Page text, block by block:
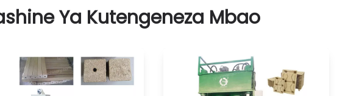
Ya Kutengeneza Mbao